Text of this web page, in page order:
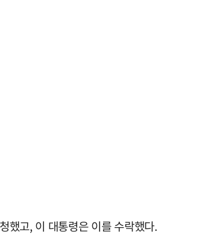
했고, 이 대통령은 이를 수락했다.